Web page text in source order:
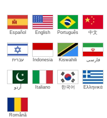
Español English Português 中文
עברית Indonesia Kiswahili فارسی
اُردو Italiano 한국어 Ελληνικά
Română